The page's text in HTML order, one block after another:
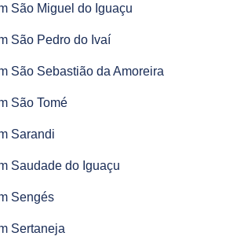
São Miguel do Iguaçu
São Pedro do Ivaí
São Sebastião da Amoreira
São Tomé
Sarandi
Saudade do Iguaçu
Sengés
Sertaneja